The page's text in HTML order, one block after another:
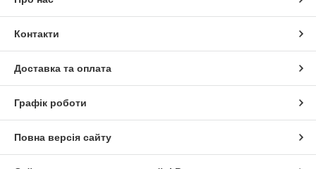
Контакти
Доставка та оплата
Графік роботи
Повна версія сайту